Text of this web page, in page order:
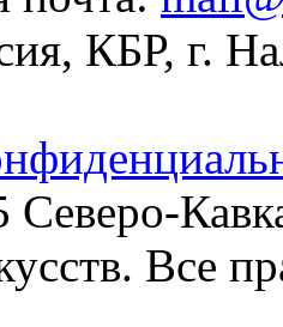
КБР, г.
Все